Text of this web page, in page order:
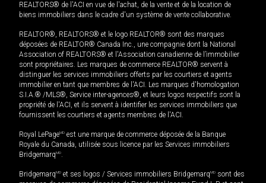
REALTORS® de l'ACI en vue de l'achat, de la vente et de la location de
biens immobiliers dans le cadre d'un système de vente collaborative.
REALTOR®, REALTORS® et le logo REALTOR® sont des marques
déposées de REALTOR® Canada Inc., une compagnie dont la National
Association of REALTORS® et l'Association canadienne de l’immobilier
sont propriétaires. Les marques de commerce REALTOR® servent à
distinguer les services immobiliers offerts par les courtiers et agents
immobilier en tant que membres de l'ACI. Les marques d'homologation
S.I.A.® /MLS®, Service inter-agences®, et leurs logos respectifs sont la
propriété de l'ACI, et ils servent à identifier les services immobiliers que
fournissent les courtiers et agents membres de l'ACI.
Royal LePageMD est une marque de commerce déposée de la Banque
Royale du Canada, utilisée sous licence par les Services immobiliers
BridgemarqMD.
BridgemarqMD et ses logos / Services immobiliers BridgemarqMD sont des